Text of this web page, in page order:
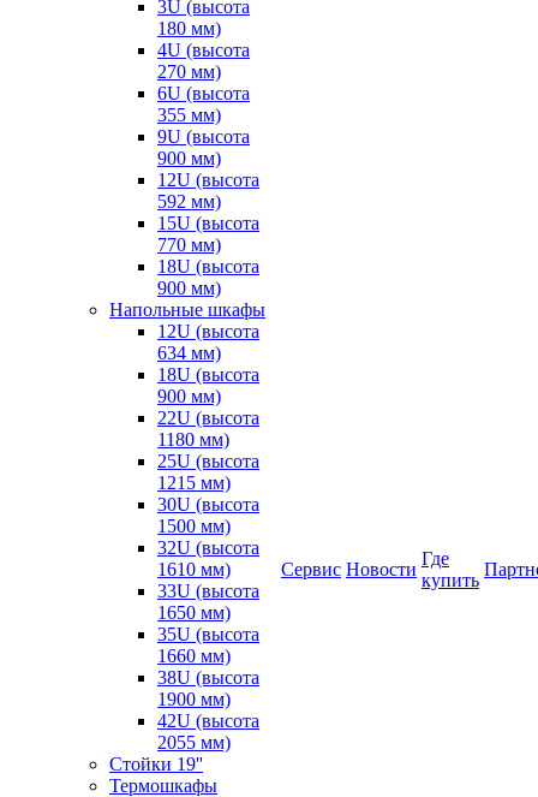
3U (высота
180 мм)
4U (высота
270 мм)
6U (высота
355 мм)
9U (высота
900 мм)
12U (высота
592 мм)
15U (высота
770 мм)
18U (высота
900 мм)
Напольные шкафы
12U (высота
634 мм)
18U (высота
900 мм)
22U (высота
1180 мм)
25U (высота
1215 мм)
30U (высота
1500 мм)
32U (высота
1610 мм)
33U (высота
1650 мм)
35U (высота
1660 мм)
38U (высота
1900 мм)
42U (высота
2055 мм)
Стойки 19''
Термошкафы
Сервис Новости
Где
купить